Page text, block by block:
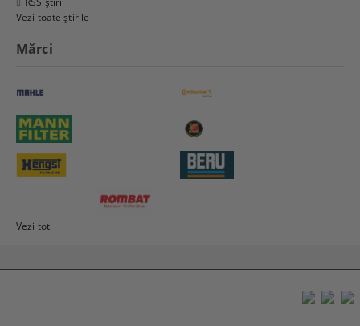
Vezi toate știrile
Mărci
Vezi tot